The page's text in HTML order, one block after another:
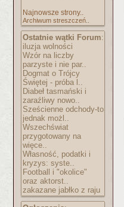
Najnowsze strony..
Archiwum streszczeń..
Ostatnie wątki Forum:
iluzja wolności
Wzór na liczby
parzyste i nie par..
Dogmat o Trójcy
Świętej - próba l..
Diabeł tasmański i
zaraźliwy nowo..
Sześcienne odchody-to
jednak możl..
Wszechświat
przygotowany na
więce..
Własność, podatki i
kryzys: syste..
Football i "okolice"
oraz aktorst..
zakazane jabłko z raju